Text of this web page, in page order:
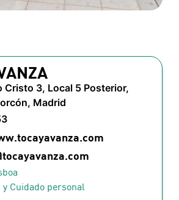
Cristo 3, Local 5 Posterior,
Madrid
y Cuidado personal